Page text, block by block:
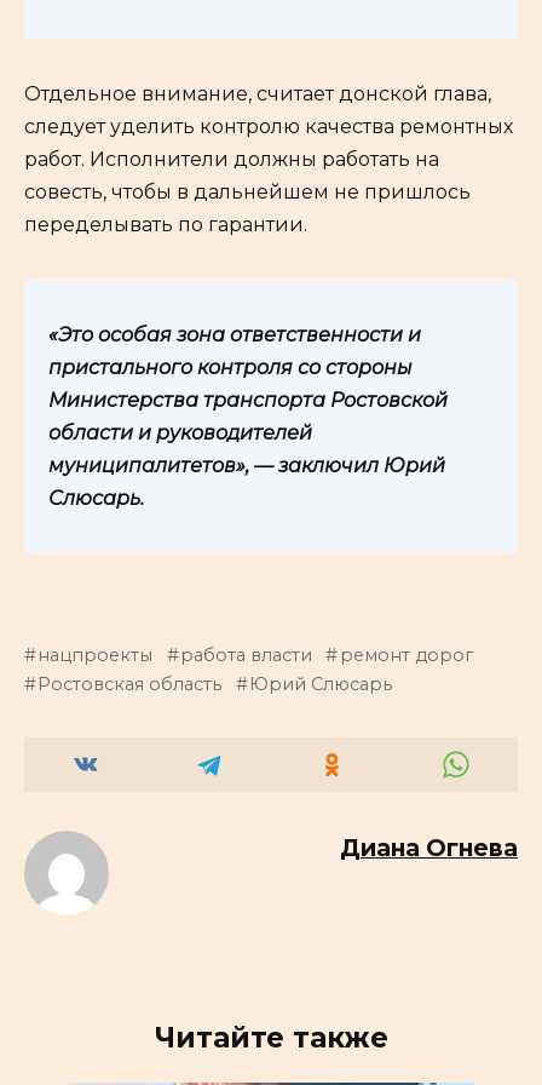
Отдельное внимание, считает донской глава,
следует уделить контролю качества ремонтных
работ. Исполнители должны работать на
совесть, чтобы в дальнейшем не пришлось
переделывать по гарантии.
«Это особая зона ответственности и
пристального контроля со стороны
Министерства транспорта Ростовской
области и руководителей
муниципалитетов», — заключил Юрий
Слюсарь.
нацпроекты работа власти
ремонт дорог
Ростовская область
Юрий Слюсарь
Диана Огнева
Читайте также